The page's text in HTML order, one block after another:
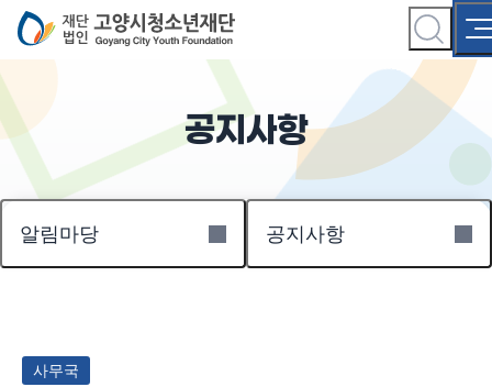
공지사항
알림마당 공지사항
사무국